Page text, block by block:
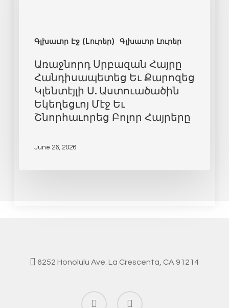
Գլխաւոր Էջ (Lուրեր) Գլխաւոր Լուրեր
Առաջնորդ Սրբազան Հայրը
Հանդիսապետեց Եւ Քարոզեց
Կլենտէյլի Ս. Աստուածածին
Եկեղեցւոյ Մէջ Եւ
Շնորհաւորեց Բոլոր Հայրերը
June 26, 2026
6252 Honolulu Ave. La Crescenta, CA 91214
facebook instagram